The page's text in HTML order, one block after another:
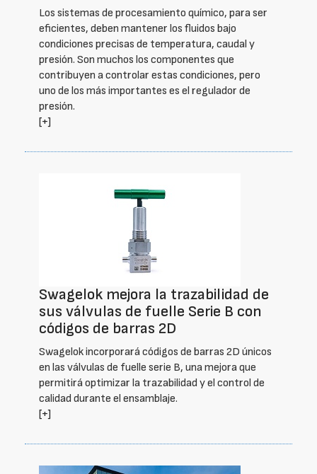
Los sistemas de procesamiento químico, para ser
eficientes, deben mantener los fluidos bajo
condiciones precisas de temperatura, caudal y
presión. Son muchos los componentes que
contribuyen a controlar estas condiciones, pero
uno de los más importantes es el regulador de
presión.
[+]
Swagelok mejora la trazabilidad de
sus válvulas de fuelle Serie B con
códigos de barras 2D
Swagelok incorporará códigos de barras 2D únicos
en las válvulas de fuelle serie B, una mejora que
permitirá optimizar la trazabilidad y el control de
calidad durante el ensamblaje.
[+]